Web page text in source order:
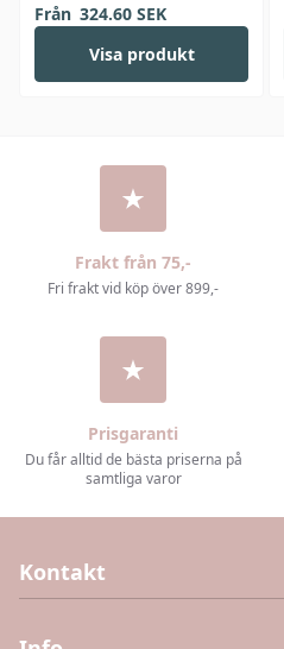
Från 324.60SEK
Visa produkt
Frakt från 75,-
Fri frakt vid köp över 899,-
Prisgaranti
Du får alltid de bästa priserna på
samtliga varor
Kontakt